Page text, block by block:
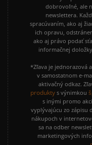
dobrovoľné, ale
newslettera.
spracúvaním, ako aj
ich opravu,
ako aj právo podať
informačnej
*Zľava je jednorazová
v samostatnom e-
aktivačný odkaz.
produkty s výnimkou
s inými promo
vyplývajúcu zo zápisu
nákupoch v
sa na odber
marketingových